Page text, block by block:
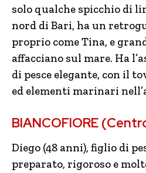
solo qualche spicchio di
nord di Bari, ha un
proprio come Tina, e
affacciano sul mare. Ha
di pesce elegante, con il
ed elementi marinari
BIANCOFIORE
Diego (48 anni), figlio di
preparato, rigoroso e